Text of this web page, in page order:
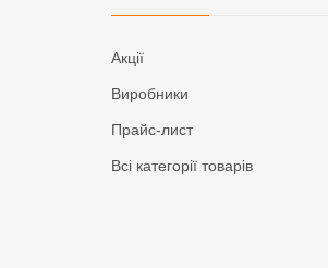
Акції
Виробники
Прайс-лист
Всі категорії товарів